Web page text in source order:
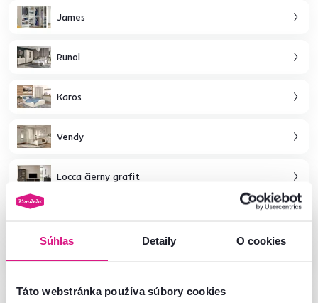
Súhlas Detaily O cookies
Táto webstránka používa súbory cookies
James
Runol
Karos
Vendy
Locca čierny grafit
Domca